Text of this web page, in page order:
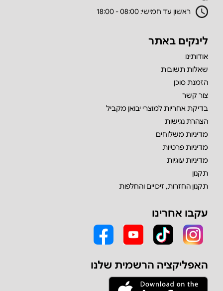
ראשון עד חמישי: 08:00 - 18:00
לינקים באתר
אודותינו
שאלות תשובות
הזמנת סוכן
צור קשר
בדיקת אחריות למוצרי יבואן מקביל
הצהרת נגישות
מדיניות משלוחים
מדיניות פרטיות
מדיניות עוגיות
תקנון
תקנון החזרות, זיכויים והחלפות
עקבו אחרינו
האפליקציה הרשמית שלנו